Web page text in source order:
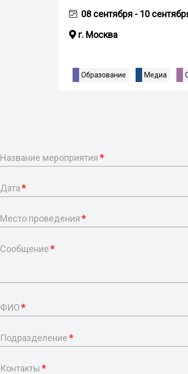
08 сентября - 10
г. Москва
Образование Медиа
Название мероприятия*
Дата*
Место проведения*
Сообщение*
ФИО*
Подразделение*
Контакты *